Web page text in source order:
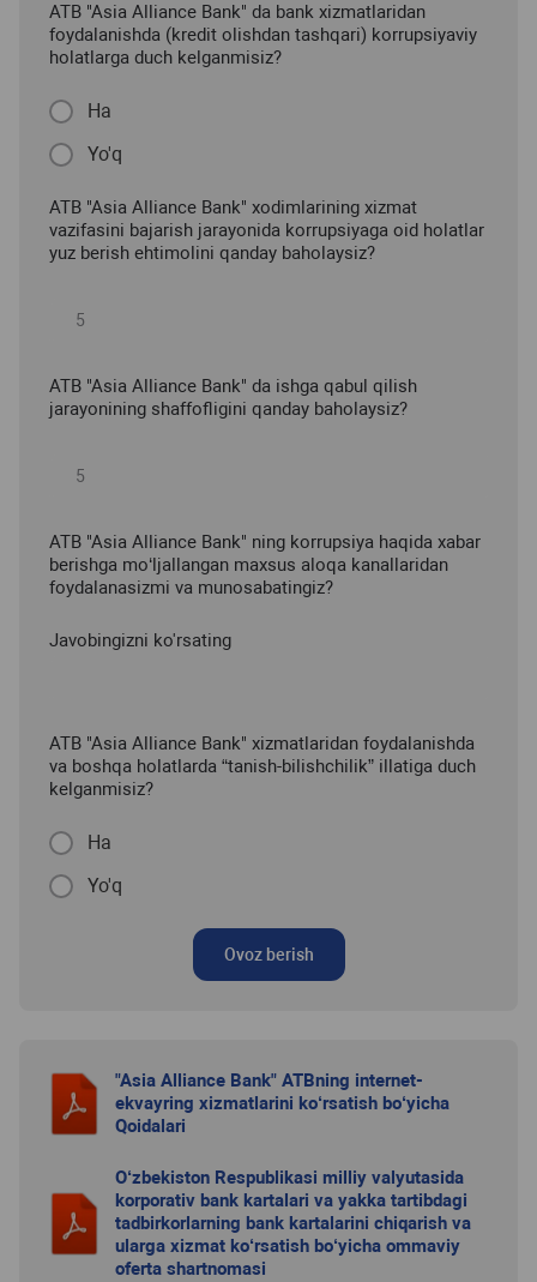
ATB "Asia Alliance Bank" da bank xizmatlaridan
foydalanishda (kredit olishdan tashqari) korrupsiyaviy
holatlarga duch kelganmisiz?
Ha
Yo'q
ATB "Asia Alliance Bank" xodimlarining xizmat
vazifasini bajarish jarayonida korrupsiyaga oid holatlar
yuz berish ehtimolini qanday baholaysiz?
ATB "Asia Alliance Bank" da ishga qabul qilish
jarayonining shaffofligini qanday baholaysiz?
ATB "Asia Alliance Bank" ning korrupsiya haqida xabar
berishga mo‘ljallangan maxsus aloqa kanallaridan
foydalanasizmi va munosabatingiz?
Javobingizni ko'rsating
ATB "Asia Alliance Bank" xizmatlaridan foydalanishda
va boshqa holatlarda “tanish-bilishchilik” illatiga duch
kelganmisiz?
Ha
Yo'q
Ovoz berish
"Asia Alliance Bank" ATBning internet-
ekvayring xizmatlarini ko‘rsatish bo‘yicha
Qoidalari
O‘zbekiston Respublikasi milliy valyutasida
korporativ bank kartalari va yakka tartibdagi
tadbirkorlarning bank kartalarini chiqarish va
ularga xizmat ko‘rsatish bo‘yicha ommaviy
oferta shartnomasi